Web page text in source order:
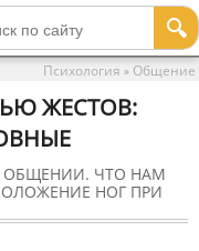
🔍
Психология » Общение
ЖЕСТОВ:
ОБЩЕНИИ. ЧТО НАМ
НОГ ПРИ